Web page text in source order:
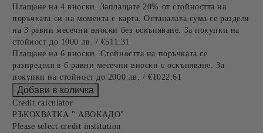
Плащане на 4 вноски. Заплащате 20% от стойността на
поръчката си на момента с карта. Останалата сума се разделя
на 3 равни месечни вноски без оскъпяване. За покупки на
стойност до 1000 лв. / €511.31
Плащане на 6 вноски. Стойността на поръчката се
разпределя в 6 равни месечни вноски с оскъпяване. За
покупки на стойност до 2000 лв. / €1022.61
Credit calculator
РЪКОХВАТКА " АВОКАДО"
Please select credit institution